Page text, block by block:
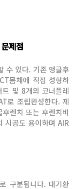
제점
수 있다. 기존 앵글후
몸체에 직접 성형하
및 8개의 코너플레
로 조립완성한다. 제
렌치 또는 후렌치바
시공도 용이하며 AIR
구분됩니다. 대기환